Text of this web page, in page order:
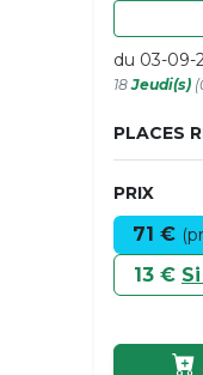
du 03-09-
18Jeudi(s)
PLACES
PRIX
71 €
13 €